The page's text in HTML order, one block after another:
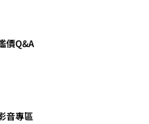
價Q&A
音專區